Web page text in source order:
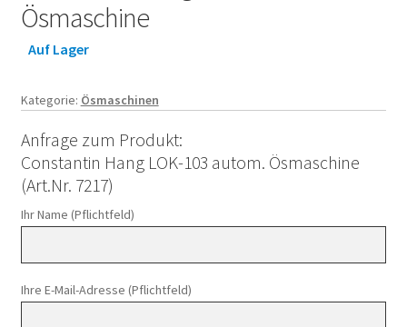
Ösmaschine
Auf Lager
Kategorie: Ösmaschinen
Anfrage zum Produkt:
Constantin Hang LOK-103 autom. Ösmaschine
(Art.Nr. 7217)
Ihr Name (Pflichtfeld)
Ihre E-Mail-Adresse (Pflichtfeld)